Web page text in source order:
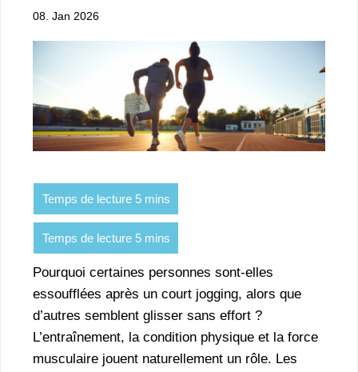
08. Jan 2026
Pourquoi certaines personnes sont-elles
essoufflées après un court jogging, alors que
d’autres semblent glisser sans effort ?
L’entraînement, la condition physique et la force
musculaire jouent naturellement un rôle. Les